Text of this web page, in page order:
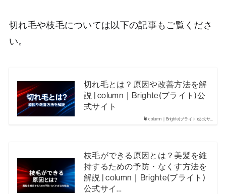
切れ毛や枝毛については以下の記事もご覧くださ
い。
column｜Brighte(ブライト)公式サ…
切れ毛とは？原因や改善方法を解
説 | column｜Brighte(ブライト)公
式サイト
枝毛ができる原因とは？美髪を維
持するための予防・なくす方法を
解説 | column｜Brighte(ブライト)
公式サイ…